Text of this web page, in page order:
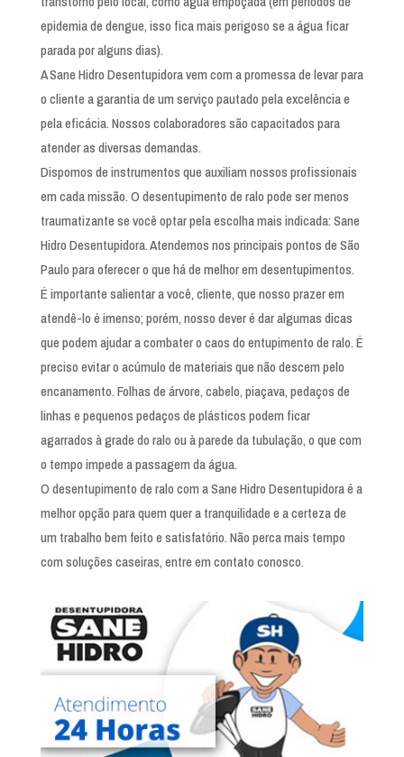
epidemia de dengue, isso fica mais perigoso se a água ficar
parada por alguns dias).
A Sane Hidro Desentupidora vem com a promessa de levar para
o cliente a garantia de um serviço pautado pela excelência e
pela eficácia. Nossos colaboradores são capacitados para
atender as diversas demandas.
Dispomos de instrumentos que auxiliam nossos profissionais
em cada missão. O desentupimento de ralo pode ser menos
traumatizante se você optar pela escolha mais indicada: Sane
Hidro Desentupidora. Atendemos nos principais pontos de São
Paulo para oferecer o que há de melhor em desentupimentos.
É importante salientar a você, cliente, que nosso prazer em
atendê-lo é imenso; porém, nosso dever é dar algumas dicas
que podem ajudar a combater o caos do entupimento de ralo. É
preciso evitar o acúmulo de materiais que não descem pelo
encanamento. Folhas de árvore, cabelo, piaçava, pedaços de
linhas e pequenos pedaços de plásticos podem ficar
agarrados à grade do ralo ou à parede da tubulação, o que com
o tempo impede a passagem da água.
O desentupimento de ralo com a Sane Hidro Desentupidora é a
melhor opção para quem quer a tranquilidade e a certeza de
um trabalho bem feito e satisfatório. Não perca mais tempo
com soluções caseiras, entre em contato conosco.